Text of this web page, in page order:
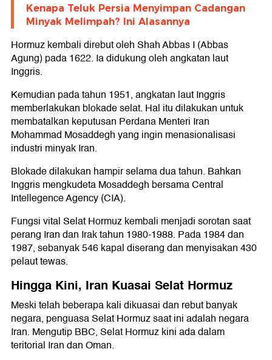
Kenapa Teluk Persia Menyimpan Cadangan
Minyak Melimpah? Ini Alasannya
Hormuz kembali direbut oleh Shah Abbas I (Abbas
Agung) pada 1622. Ia didukung oleh angkatan laut
Inggris.
Kemudian pada tahun 1951, angkatan laut Inggris
memberlakukan blokade selat. Hal itu dilakukan untuk
membatalkan keputusan Perdana Menteri Iran
Mohammad Mosaddegh yang ingin menasionalisasi
industri minyak Iran.
Blokade dilakukan hampir selama dua tahun. Bahkan
Inggris mengkudeta Mosaddegh bersama Central
Intellegence Agency (CIA).
Fungsi vital Selat Hormuz kembali menjadi sorotan saat
perang Iran dan Irak tahun 1980-1988. Pada 1984 dan
1987, sebanyak 546 kapal diserang dan menyisakan 430
pelaut tewas.
Hingga Kini, Iran Kuasai Selat Hormuz
Meski telah beberapa kali dikuasai dan rebut banyak
negara, penguasa Selat Hormuz saat ini adalah negara
Iran. Mengutip BBC, Selat Hormuz kini ada dalam
teritorial Iran dan Oman.